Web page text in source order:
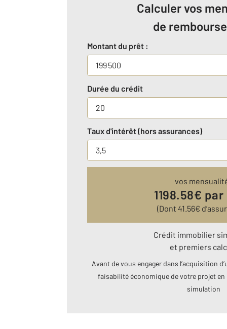
Calculer vos
de
Montant du prêt :
Durée du crédit
Taux d'intérêt (hors assurances)
vos
1198.58€ par
(Dont 41.56€
Crédit immobilier
et premiers
Avant de vous engager dans l’acquisition
faisabilité économique de votre projet
simulation